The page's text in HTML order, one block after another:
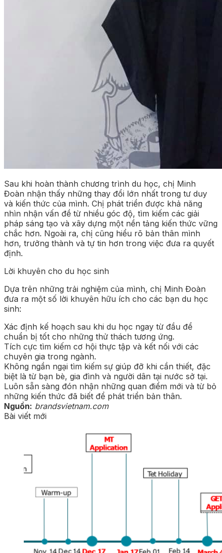
Sau khi hoàn thành chương trình du học, chị Minh
Đoàn nhận thấy những thay đổi lớn nhất trong tư duy
và kiến thức của mình. Chị phát triển được khả năng
nhìn nhận vấn đề từ nhiều góc độ, tìm kiếm các giải
pháp sáng tạo và xây dựng một nền tảng kiến thức vững
chắc hơn. Ngoài ra, chị cũng hiểu rõ bản thân mình
hơn, trưởng thành và tự tin hơn trong việc đưa ra quyết
định.
Lời khuyên cho du học sinh
Dựa trên những trải nghiệm của mình, chị Minh Đoàn
đưa ra một số lời khuyên hữu ích cho các bạn du học
sinh:
Xác định kế hoạch sau khi du học ngay từ đầu để
chuẩn bị tốt cho những thử thách tương ứng.
Tích cực tìm kiếm cơ hội thực tập và kết nối với các
chuyên gia trong ngành.
Không ngần ngại tìm kiếm sự giúp đỡ khi cần thiết, đặc
biệt là từ bạn bè, gia đình và người dân tại nước sở tại.
Luôn sẵn sàng đón nhận những quan điểm mới và từ bỏ
những kiến thức đã biết để phát triển bản thân.
Nguồn: brandsvietnam.com
Bài viết mới